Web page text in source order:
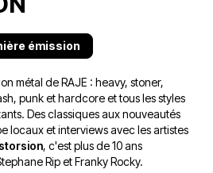
émission
métal de RAJE : heavy, stoner,
punk et hardcore et tous les styles
Des classiques aux nouveautés
locaux et interviews avec les artistes
, c'est plus de 10 ans
Rip et Franky Rocky.